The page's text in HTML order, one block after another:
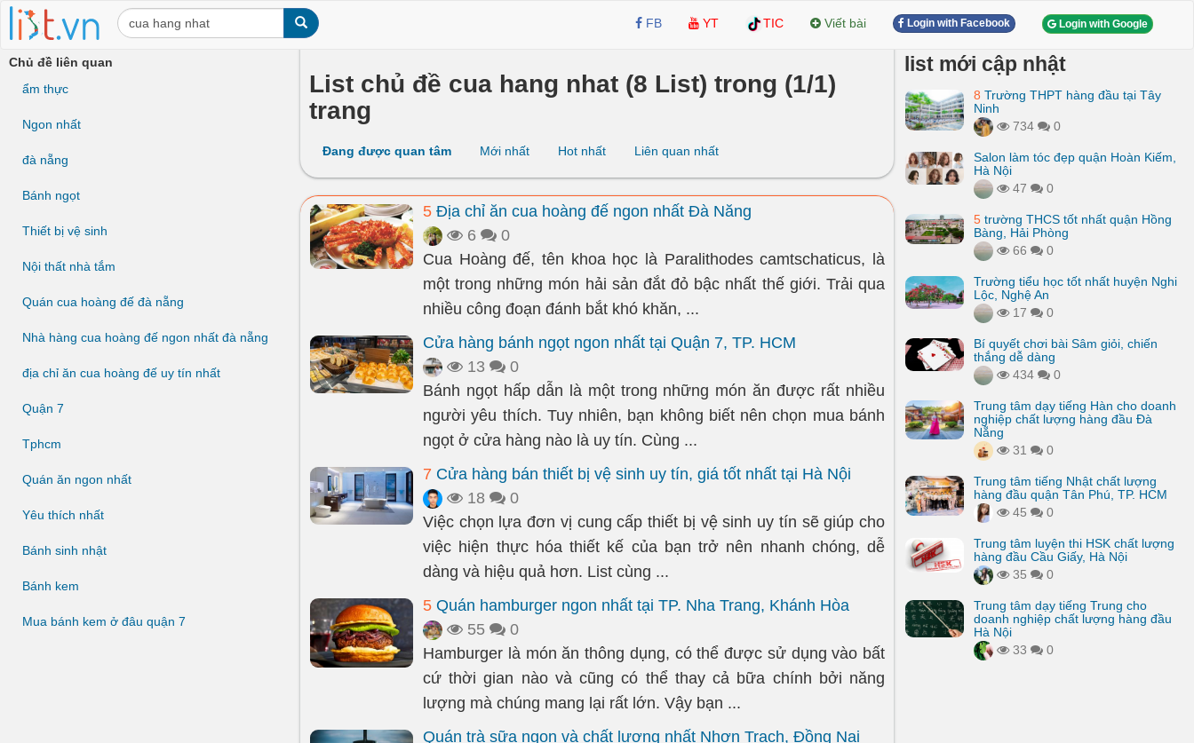
FB YT TIC Viết bài Login with Facebook Login with Google
Chủ đề liên quan
ẩm thực
Ngon nhất
đà nẵng
Bánh ngọt
Thiết bị vệ sinh
Nội thất nhà tắm
Quán cua hoàng đế đà nẵng
Nhà hàng cua hoàng đế ngon nhất đà nẵng
địa chỉ ăn cua hoàng đế uy tín nhất
Quận 7
Tphcm
Quán ăn ngon nhất
Yêu thích nhất
Bánh sinh nhật
Bánh kem
Mua bánh kem ở đâu quận 7
List chủ đề cua hang nhat (8 List) trong (1/1)
trang
Đang được quan tâm Mới nhất Hot nhất Liên quan nhất
5 Địa chỉ ăn cua hoàng đế ngon nhất Đà Nẵng
6
0
Cua Hoàng đế, tên khoa học là Paralithodes camtschaticus, là
một trong những món hải sản đắt đỏ bậc nhất thế giới. Trải qua
nhiều công đoạn đánh bắt khó khăn, ...
Cửa hàng bánh ngọt ngon nhất tại Quận 7, TP. HCM
13
0
Bánh ngọt hấp dẫn là một trong những món ăn được rất nhiều
người yêu thích. Tuy nhiên, bạn không biết nên chọn mua bánh
ngọt ở cửa hàng nào là uy tín. Cùng ...
7 Cửa hàng bán thiết bị vệ sinh uy tín, giá tốt nhất tại Hà Nội
18
0
Việc chọn lựa đơn vị cung cấp thiết bị vệ sinh uy tín sẽ giúp cho
việc hiện thực hóa thiết kế của bạn trở nên nhanh chóng, dễ
dàng và hiệu quả hơn. List cùng ...
5 Quán hamburger ngon nhất tại TP. Nha Trang, Khánh Hòa
55
0
Hamburger là món ăn thông dụng, có thể được sử dụng vào bất
cứ thời gian nào và cũng có thể thay cả bữa chính bởi năng
lượng mà chúng mang lại rất lớn. Vậy bạn ...
Quán trà sữa ngon và chất lượng nhất Nhơn Trạch, Đồng Nai
list mới cập nhật
8 Trường THPT hàng đầu tại Tây
Ninh
734
0
Salon làm tóc đẹp quận Hoàn Kiếm,
Hà Nội
47
0
5 trường THCS tốt nhất quận Hồng
Bàng, Hải Phòng
66
0
Trường tiểu học tốt nhất huyện Nghi
Lộc, Nghệ An
17
0
Bí quyết chơi bài Sâm giỏi, chiến
thắng dễ dàng
434
0
Trung tâm dạy tiếng Hàn cho doanh
nghiệp chất lượng hàng đầu Đà
Nẵng
31
0
Trung tâm tiếng Nhật chất lượng
hàng đầu quận Tân Phú, TP. HCM
45
0
Trung tâm luyện thi HSK chất lượng
hàng đầu Cầu Giấy, Hà Nội
35
0
Trung tâm dạy tiếng Trung cho
doanh nghiệp chất lượng hàng đầu
Hà Nội
33
0